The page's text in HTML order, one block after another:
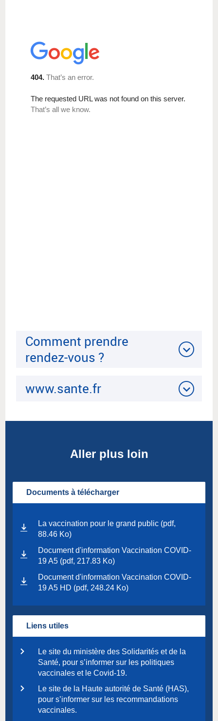
Comment prendre
rendez-vous ?
www.sante.fr
Aller plus loin
Documents à télécharger
La vaccination pour le grand public (pdf,
88.46 Ko)
Document d'information Vaccination COVID-
19 A5 (pdf, 217.83 Ko)
Document d'information Vaccination COVID-
19 A5 HD (pdf, 248.24 Ko)
Liens utiles
Le site du ministère des Solidarités et de la
Santé, pour s’informer sur les politiques
vaccinales et le Covid-19.
Le site de la Haute autorité de Santé (HAS),
pour s’informer sur les recommandations
vaccinales.